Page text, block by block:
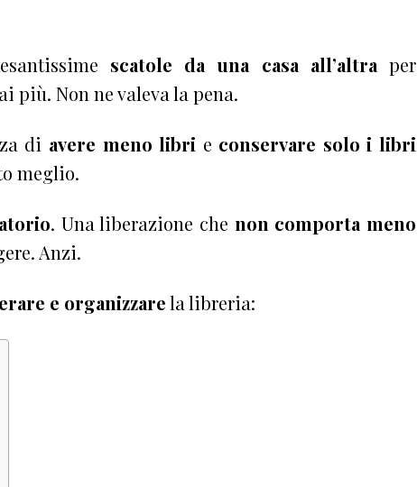
scatole da una casa all’altra per
più. Non ne valeva la pena.
di avere meno libri e conservare solo i libri
meglio.
. Una liberazione che non comporta meno
Anzi.
e organizzarela libreria: